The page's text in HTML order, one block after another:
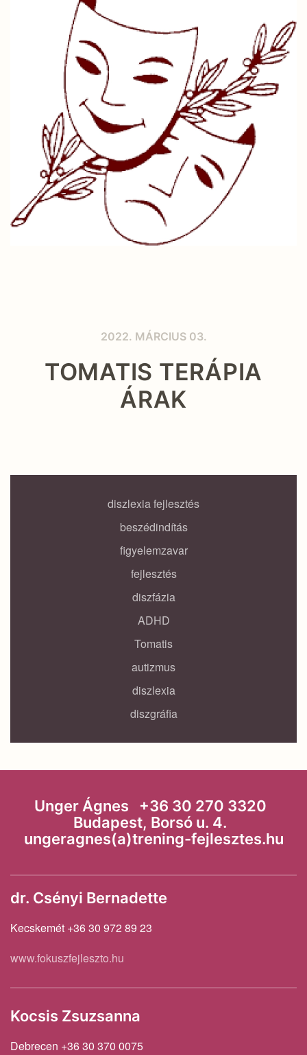
2022. MÁRCIUS 03.
TOMATIS TERÁPIA
ÁRAK
diszlexia fejlesztés
beszédindítás
figyelemzavar
fejlesztés
diszfázia
ADHD
Tomatis
autizmus
diszlexia
diszgráfia
Unger Ágnes +36 30 270 3320
Budapest, Borsó u. 4.
ungeragnes(a)trening-fejlesztes.hu
dr. Csényi Bernadette
Kecskemét +36 30 972 89 23
www.fokuszfejleszto.hu
Kocsis Zsuzsanna
Debrecen +36 30 370 0075